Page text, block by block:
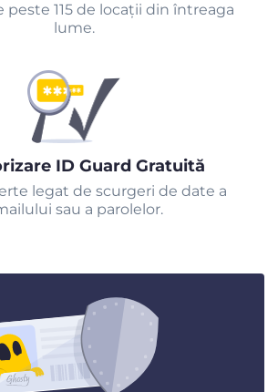
peste 115 de locații din întreaga
lume.
ID Guard Gratuită
legat de scurgeri de date a
sau a parolelor.